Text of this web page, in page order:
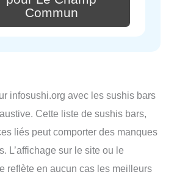
Commun
infosushi.org avec les sushis bars
Cette liste de sushis bars,
liés peut comporter des manques
L’affichage sur le site ou le
reflète en aucun cas les meilleurs